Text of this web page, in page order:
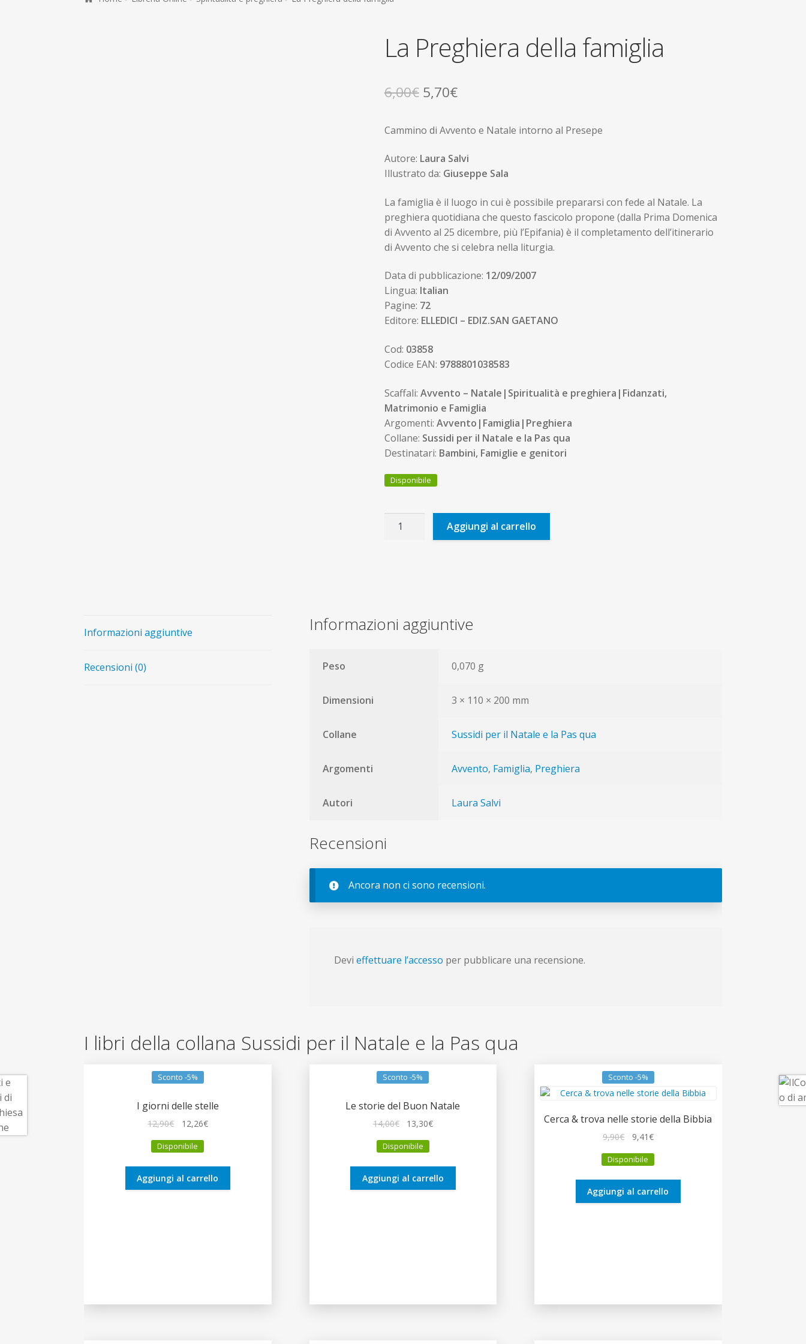
La Preghiera della famiglia
6,00€ Il
originale
era:
6,00€.
5,70€Il
attuale
è:
5,70€.
Cammino di Avvento e Natale intorno al Presepe
Autore: Laura Salvi
Illustrato da: Giuseppe Sala
La famiglia è il luogo in cui è possibile prepararsi con fede al Natale. La
preghiera quotidiana che questo fascicolo propone (dalla Prima Domenica
di Avvento al 25 dicembre, più l’Epifania) è il completamento dell’itinerario
di Avvento che si celebra nella liturgia.
Data di pubblicazione: 12/09/2007
Lingua: Italian
Pagine: 72
Editore: ELLEDICI – EDIZ.SAN GAETANO
Cod: 03858
Codice EAN: 9788801038583
Scaffali: Avvento – Natale|Spiritualità e preghiera|Fidanzati,
Matrimonio e Famiglia
Argomenti: Avvento|Famiglia|Preghiera
Collane: Sussidi per il Natale e la Pas qua
Destinatari: Bambini, Famiglie e genitori
Disponibile
Aggiungi al carrello
Informazioni aggiuntive
Recensioni (0)
Informazioni aggiuntive
Peso 0,070 g
Dimensioni 3 × 110 × 200 mm
Collane Sussidi per il Natale e la Pas qua
Argomenti Avvento, Famiglia, Preghiera
Autori Laura Salvi
Recensioni
Ancora non ci sono recensioni.
Devieffettuare l’accesso per pubblicare una recensione.
I libri della collana Sussidi per il Natale e la Pas qua
Sconto -5%
I giorni delle stelle
12,90€
originale
12,90€.
12,26€Il
12,26€.
Disponibile
Aggiungi al carrello
Sconto -5%
Le storie del Buon Natale
14,00€
originale
14,00€.
13,30€Il
13,30€.
Disponibile
Aggiungi al carrello
Sconto -5%
Cerca & trova nelle storie della Bibbia
9,90€
originale
9,90€.
9,41€Il
attuale
9,41€.
Disponibile
Aggiungi al carrello